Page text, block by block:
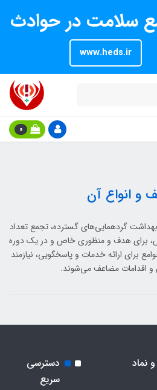
سلامت در حوادث
www.heds.ir
0
و انواع آن
گردهمایی‌های گسترده، تجمع تعداد
برای هدف و منظوری خاص و در یک دوره
برای ارائه خدمات و پاسخگویی، نیازمند
و اقدامات مضاعف می‌شوند.
نماد
دسترسی
سریع